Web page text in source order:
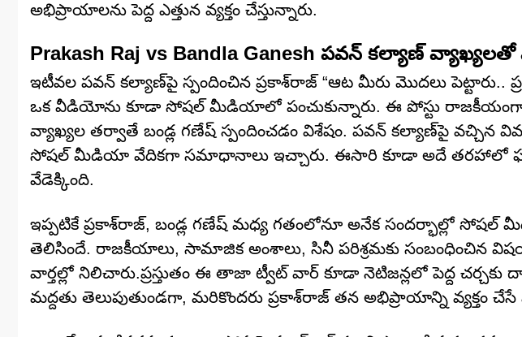
అభిప్రాయాలను పెద్ద ఎత్తున వ్యక్తం చేస్తున్నారు.
Prakash Raj vs Bandla Ganesh పవన్ కల్యాణ్
ఇటీవల పవన్ కల్యాణ్‌పై స్పందించిన ప్రకాశ్‌రాజ్ “ఆట మీరు మొదలు పెట్టారు..
ఒక వీడియోను కూడా సోషల్ మీడియాలో పంచుకున్నారు. ఈ పోస్టు
వ్యాఖ్యల తర్వాతే బండ్ల గణేష్ స్పందించడం విశేషం. పవన్ కల్యాణ్‌పై వచ్చిన
సోషల్ మీడియా వేదికగా సమాధానాలు ఇచ్చారు. ఈసారి కూడా అదే తరహాలో
వేడెక్కింది.
ఇప్పటికే ప్రకాశ్‌రాజ్, బండ్ల గణేష్ మధ్య గతంలోనూ అనేక సందర్భాల్లో
తెలిసిందే. రాజకీయాలు, సామాజిక అంశాలు, సినీ పరిశ్రమకు సంబంధించిన
వార్తల్లో నిలిచారు.ప్రస్తుతం ఈ తాజా ట్వీట్ వార్ కూడా నెటిజన్లలో పెద్ద చర్చకు
మద్దతు తెలుపుతుండగా, మరికొందరు ప్రకాశ్‌రాజ్ తన అభిప్రాయాన్ని వ్యక్తం చేసే